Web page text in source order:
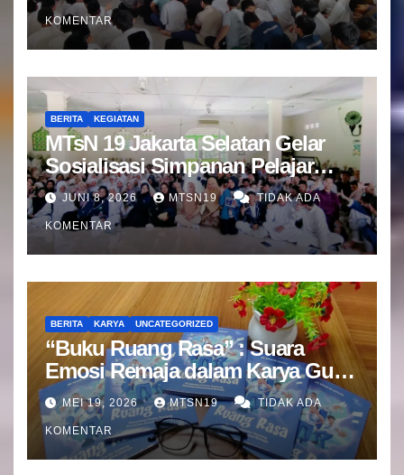
KOMENTAR
BERITA KEGIATAN
MTsN 19 Jakarta Selatan Gelar
Sosialisasi Simpanan Pelajar
(SIMPEL) Bersama Bank Mandiri
JUNI 8, 2026 MTSN19 TIDAK ADA
KOMENTAR
BERITA KARYA UNCATEGORIZED
“Buku Ruang Rasa” : Suara
Emosi Remaja dalam Karya Guru
BK MTsN 19 Jakarta Selatan
MEI 19, 2026 MTSN19 TIDAK ADA
KOMENTAR